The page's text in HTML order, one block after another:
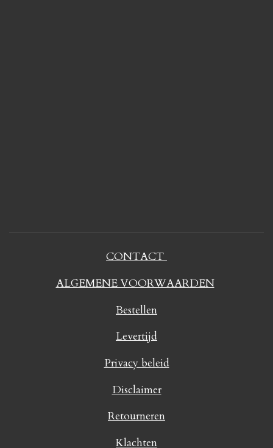
CONTACT
ALGEMENE VOORWAARDEN
Bestellen
Levertijd
Privacy beleid
Disclaimer
Retourneren
Klachten